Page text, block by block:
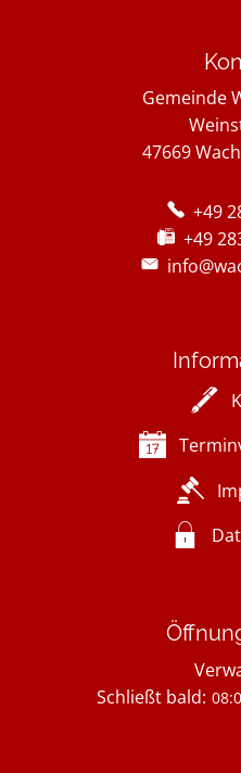
Gemeinde
47669
+49
+49
Klicken, um
Schließt bald: